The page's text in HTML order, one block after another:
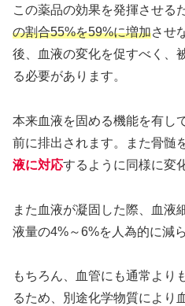
この薬品の効果を発揮させる
の割合55%を59%に増加させ
後、血液の変化を促すべく、
る必要があります。
本来血液を固める機能を有し
前に排出されます。また骨髄
液に対応するように同様に変
また血液が凝固した際、血液
液量の4%～6%を人為的に減
もちろん、血管にも通常より
るため、別途化学物質により